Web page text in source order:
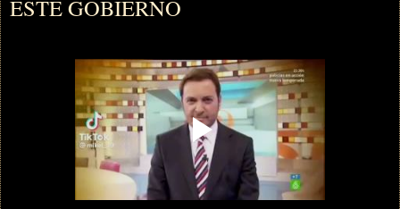
ESTE GOBIERNO